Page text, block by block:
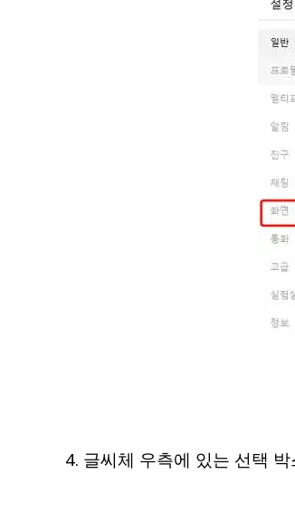
4. 글씨체 우측에 있는 선택